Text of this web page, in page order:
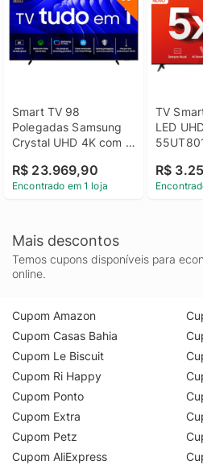
Smart TV 98
Polegadas Samsung
Crystal UHD 4K com
98DU9000
R$ 23.969,90
Encontrado em 1 loja
TV
LED
R$
Mais descontos
Temos cupons disponíveis para
online.
Cupom Amazon
Cupom Casas Bahia
Cupom Le Biscuit
Cupom Ri Happy
Cupom Ponto
Cupom Extra
Cupom Petz
Cupom AliExpress